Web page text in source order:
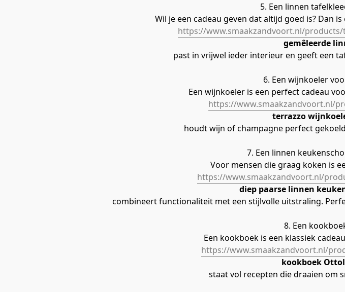
5. Een linnen
Wil je een cadeau geven dat altijd goed is? Dan
https://www.smaakzandvoort.nl/products/
gemêleerde
past in vrijwel ieder interieur en geeft een
6. Een wijnkoeler
Een wijnkoeler is een perfect cadeau
https://www.smaakzandvoort.nl/
terrazzo
houdt wijn of champagne perfect
7. Een linnen
Voor mensen die graag koken is
https://www.smaakzandvoort.nl/
diep paarse linnen
combineert functionaliteit met een stijlvolle uitstraling.
8. Een
Een kookboek is een klassiek
https://www.smaakzandvoort.nl/
kookboek
staat vol recepten die draaien om